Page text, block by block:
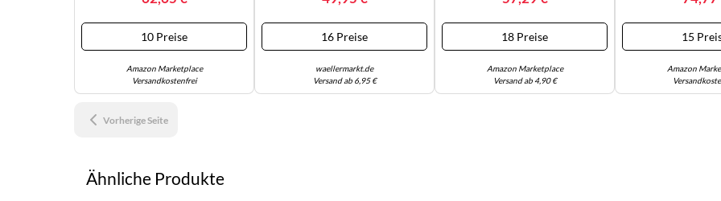
10 Preise
Amazon Marketplace
Versandkostenfrei
16 Preise
waellermarkt.de
Versand ab 6,95 €
18 Preise
Amazon Marketplace
Versand ab 4,90 €
15
Amazon
Vorherige Seite
Ähnliche Produkte